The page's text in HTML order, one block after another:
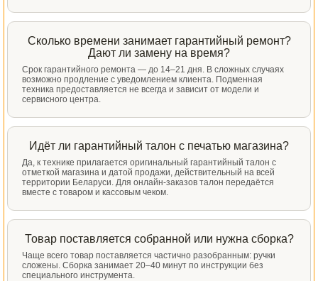
Сколько времени занимает гарантийный ремонт?
Дают ли замену на время?
Срок гарантийного ремонта — до 14–21 дня. В сложных случаях
возможно продление с уведомлением клиента. Подменная
техника предоставляется не всегда и зависит от модели и
сервисного центра.
Идёт ли гарантийный талон с печатью магазина?
Да, к технике прилагается оригинальный гарантийный талон с
отметкой магазина и датой продажи, действительный на всей
территории Беларуси. Для онлайн-заказов талон передаётся
вместе с товаром и кассовым чеком.
Товар поставляется собранной или нужна сборка?
Чаще всего товар поставляется частично разобранным: ручки
сложены. Сборка занимает 20–40 минут по инструкции без
специального инструмента.